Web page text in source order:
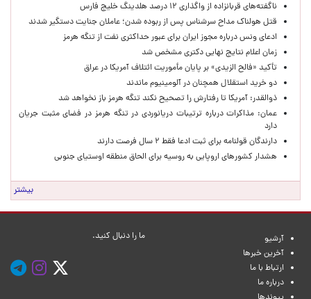
ناگفته‌های قربانزاده از واگذاری ۱۲ درصد هلدینگ خلیج فارس
قتل هولناک مداح سرشناس پس از ربوده شدن؛ عاملان جنایت دستگیر شدند
ادعای ونس درباره مجوز ایران برای عبور حداکثری نفت از تنگه هرمز
زمان اعلام نتایج نهایی دکتری مشخص شد
تأکید «فالح الزیدی» بر پایان مأموریت ائتلاف آمریکا در عراق
دو خرید استقلال همچنان در آلومینیوم ماندند
ذوالقدر: آمریکا تا رفتارش را تصحیح نکند تنگه هرمز باز نخواهد شد
عمان: مذاکرات درباره ترتیبات دریانوردی در تنگه هرمز در فضای مثبت جریان
دارد
دارندگان قولنامه برای ثبت ادعا فقط ۲ سال فرصت دارند
هشدار کشورهای اروپایی به روسیه برای الحاق منطقه اوستیای جنوبی
بیشتر
آرشیو
آخرین خبرها
ارتباط با ما
درباره ما
ما را دنبال کنید.